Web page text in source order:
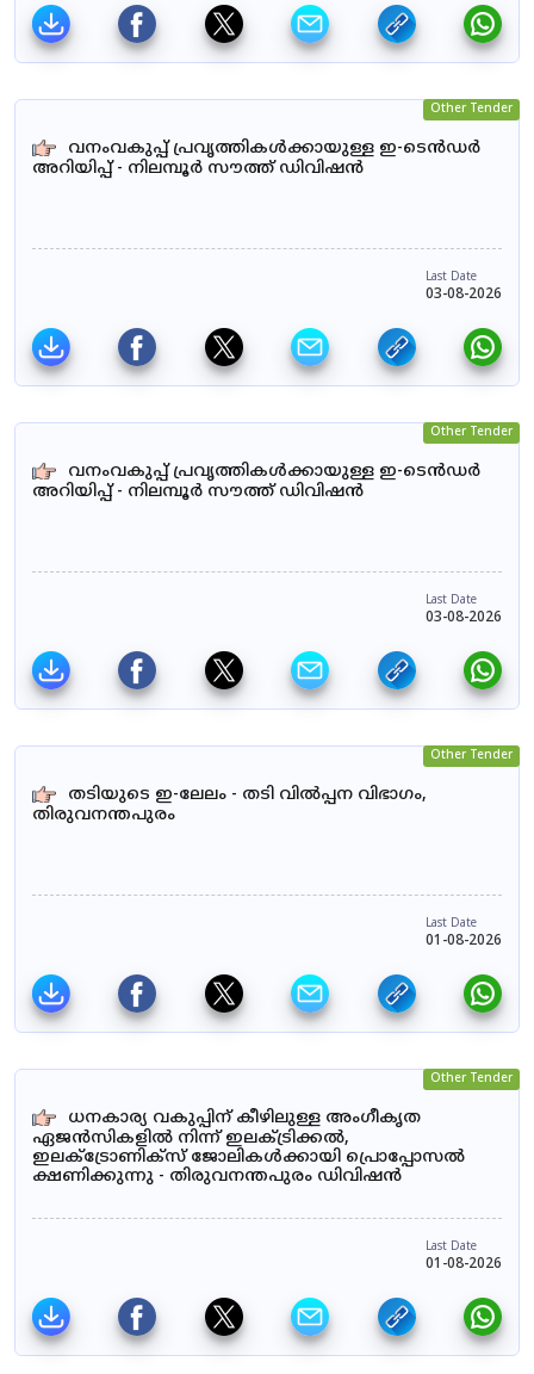
Other Tender
വനംവകുപ്പ് പ്രവൃത്തികൾക്കായുള്ള ഇ-ടെൻഡർ
അറിയിപ്പ് - നിലമ്പൂർ സൗത്ത് ഡിവിഷൻ
Last Date
03-08-2026
Other Tender
വനംവകുപ്പ് പ്രവൃത്തികൾക്കായുള്ള ഇ-ടെൻഡർ
അറിയിപ്പ് - നിലമ്പൂർ സൗത്ത് ഡിവിഷൻ
Last Date
03-08-2026
Other Tender
തടിയുടെ ഇ-ലേലം - തടി വിൽപ്പന വിഭാഗം,
തിരുവനന്തപുരം
Last Date
01-08-2026
Other Tender
ധനകാര്യ വകുപ്പിന് കീഴിലുള്ള അംഗീകൃത
ഏജൻസികളിൽ നിന്ന് ഇലക്ട്രിക്കൽ,
ഇലക്ട്രോണിക്സ് ജോലികൾക്കായി പ്രൊപ്പോസൽ
ക്ഷണിക്കുന്നു - തിരുവനന്തപുരം ഡിവിഷൻ
Last Date
01-08-2026